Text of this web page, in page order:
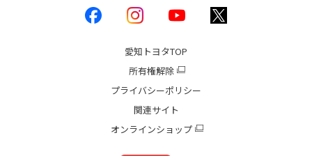
愛知トヨタTOP
所有権解除
プライバシーポリシー
関連サイト
オンラインショップ